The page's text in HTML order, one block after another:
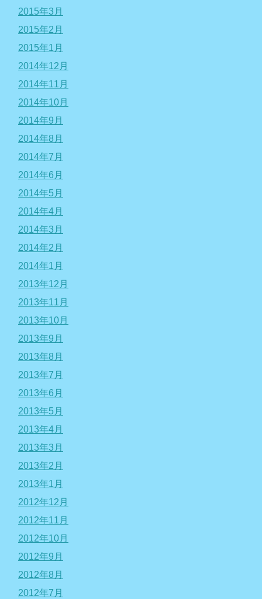
2015年3月
2015年2月
2015年1月
2014年12月
2014年11月
2014年10月
2014年9月
2014年8月
2014年7月
2014年6月
2014年5月
2014年4月
2014年3月
2014年2月
2014年1月
2013年12月
2013年11月
2013年10月
2013年9月
2013年8月
2013年7月
2013年6月
2013年5月
2013年4月
2013年3月
2013年2月
2013年1月
2012年12月
2012年11月
2012年10月
2012年9月
2012年8月
2012年7月